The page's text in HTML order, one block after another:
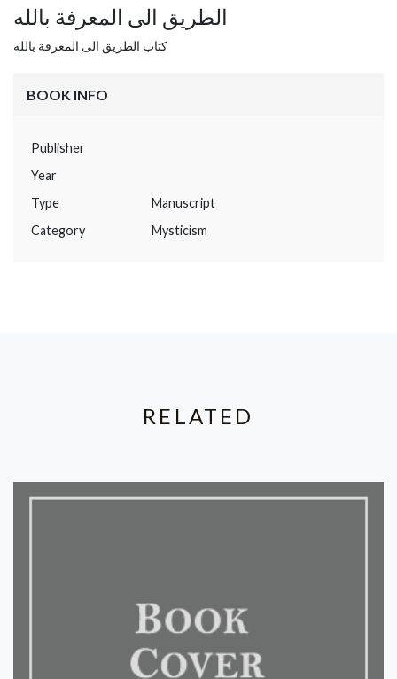
الطريق الى المعرفة بالله
كتاب الطريق الى المعرفة بالله
BOOK INFO
Publisher
Year
Type
Manuscript
Category
Mysticism
RELATED